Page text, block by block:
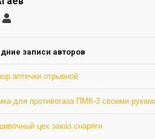
Макс
записи авторов
аптечки отрывной
для противогаза ПМК-3 своими
цех заказ снаряги